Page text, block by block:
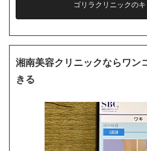
ゴリラクリニックの
湘南美容クリニックならワン
きる